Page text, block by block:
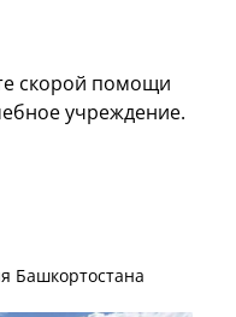
скорой помощи
учреждение.
Башкортостана